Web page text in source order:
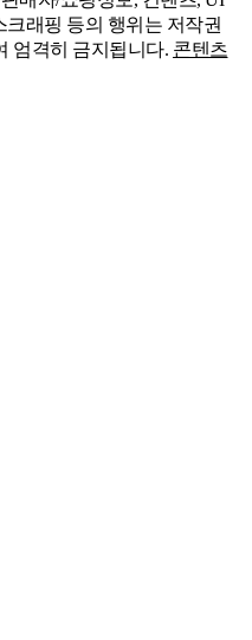
크래핑 등의 행위는 저작권
엄격히 금지됩니다. 콘텐츠